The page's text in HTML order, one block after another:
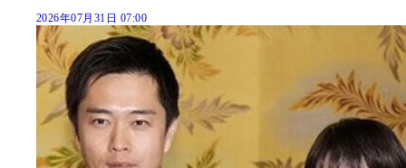
2026年07月31日 07:00